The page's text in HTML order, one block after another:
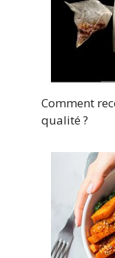
Comment
qualité ?